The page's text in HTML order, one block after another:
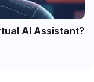
AI Assistant?